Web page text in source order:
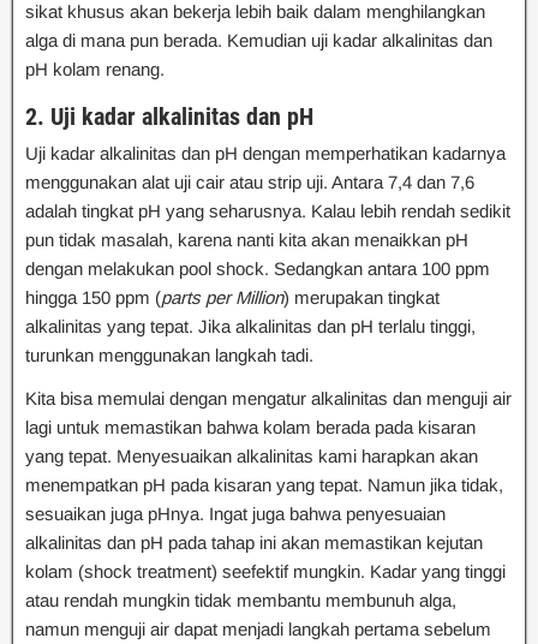
sikat khusus akan bekerja lebih baik dalam menghilangkan
alga di mana pun berada. Kemudian uji kadar alkalinitas dan
pH kolam renang.
2. Uji kadar alkalinitas dan pH
Uji kadar alkalinitas dan pH dengan memperhatikan kadarnya
menggunakan alat uji cair atau strip uji. Antara 7,4 dan 7,6
adalah tingkat pH yang seharusnya. Kalau lebih rendah sedikit
pun tidak masalah, karena nanti kita akan menaikkan pH
dengan melakukan pool shock. Sedangkan antara 100 ppm
hingga 150 ppm (parts per Million) merupakan tingkat
alkalinitas yang tepat. Jika alkalinitas dan pH terlalu tinggi,
turunkan menggunakan langkah tadi.
Kita bisa memulai dengan mengatur alkalinitas dan menguji air
lagi untuk memastikan bahwa kolam berada pada kisaran
yang tepat. Menyesuaikan alkalinitas kami harapkan akan
menempatkan pH pada kisaran yang tepat. Namun jika tidak,
sesuaikan juga pHnya. Ingat juga bahwa penyesuaian
alkalinitas dan pH pada tahap ini akan memastikan kejutan
kolam (shock treatment) seefektif mungkin. Kadar yang tinggi
atau rendah mungkin tidak membantu membunuh alga,
namun menguji air dapat menjadi langkah pertama sebelum